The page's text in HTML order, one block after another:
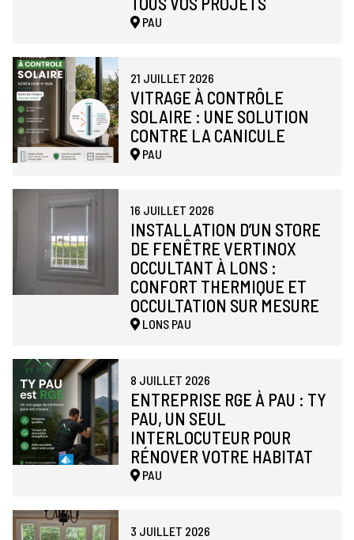
PAU
21 JUILLET 2026
VITRAGE À CONTRÔLE
SOLAIRE : UNE SOLUTION
CONTRE LA CANICULE
PAU
16 JUILLET 2026
INSTALLATION D’UN STORE
DE FENÊTRE VERTINOX
OCCULTANT À LONS :
CONFORT THERMIQUE ET
OCCULTATION SUR MESURE
LONS PAU
8 JUILLET 2026
ENTREPRISE RGE À PAU : TY
PAU, UN SEUL
INTERLOCUTEUR POUR
RÉNOVER VOTRE HABITAT
PAU
3 JUILLET 2026